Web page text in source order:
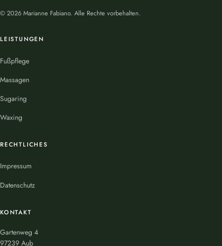
© 2026 Marianne Fabiano. Alle Rechte vorbehalten.
LEISTUNGEN
Fußpflege
Massagen
Sugaring
Waxing
RECHTLICHES
Impressum
Datenschutz
KONTAKT
Gartenweg 4
97239 Aub